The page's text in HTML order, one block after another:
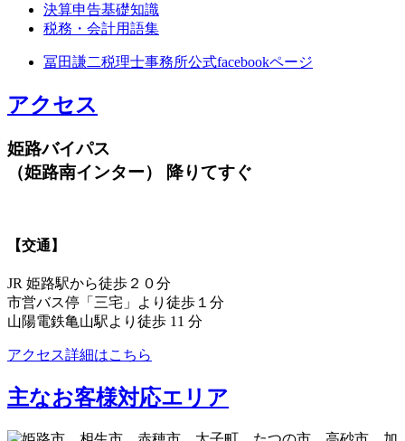
決算申告基礎知識
税務・会計用語集
冨田謙二税理士事務所公式facebookページ
アクセス
姫路バイパス
（姫路南インター） 降りてすぐ
【交通】
JR 姫路駅から徒歩２０分
市営バス停「三宅」より徒歩１分
山陽電鉄亀山駅より徒歩 11 分
アクセス詳細はこちら
主なお客様対応エリア